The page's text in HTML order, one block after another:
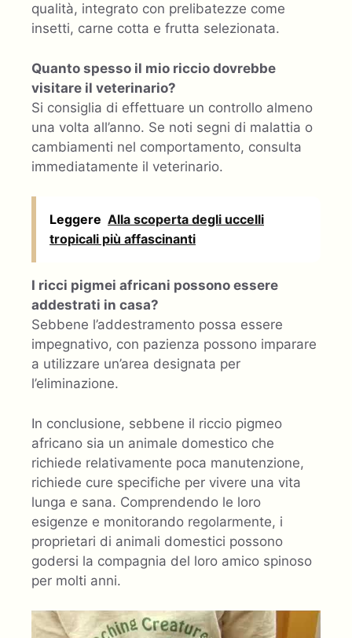
qualità, integrato con prelibatezze come
insetti, carne cotta e frutta selezionata.
Quanto spesso il mio riccio dovrebbe
visitare il veterinario?
Si consiglia di effettuare un controllo almeno
una volta all’anno. Se noti segni di malattia o
cambiamenti nel comportamento, consulta
immediatamente il veterinario.
Leggere Alla scoperta degli uccelli
tropicali più affascinanti
I ricci pigmei africani possono essere
addestrati in casa?
Sebbene l’addestramento possa essere
impegnativo, con pazienza possono imparare
a utilizzare un’area designata per
l’eliminazione.
In conclusione, sebbene il riccio pigmeo
africano sia un animale domestico che
richiede relativamente poca manutenzione,
richiede cure specifiche per vivere una vita
lunga e sana. Comprendendo le loro
esigenze e monitorando regolarmente, i
proprietari di animali domestici possono
godersi la compagnia del loro amico spinoso
per molti anni.